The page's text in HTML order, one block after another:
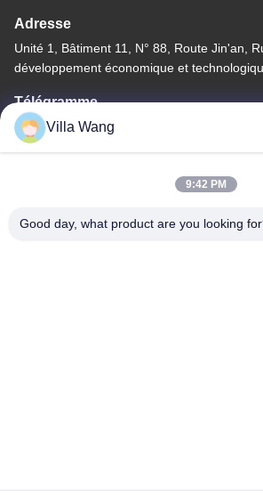
Adresse
Unité 1, Bâtiment 11, N° 88, Route Jin'an,
développement économique et
Télégramme
00-86-15882030231
Politique en matière de protection de la vie
Villa Wang
9:42 PM
Good day, what product are you looking